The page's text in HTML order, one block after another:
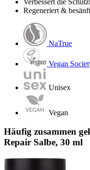
Verbessert die
Regeneriert &
NaTrue
Vegan
Unisex
Vegan
Häufig zusammen
Repair Salbe, 30 ml